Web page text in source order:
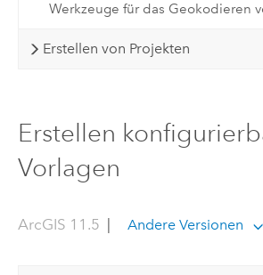
Werkzeuge für das Geokodieren
Erstellen von Projekten
Erstellen
Vorlagen
ArcGIS 11.5 | Andere Versionen